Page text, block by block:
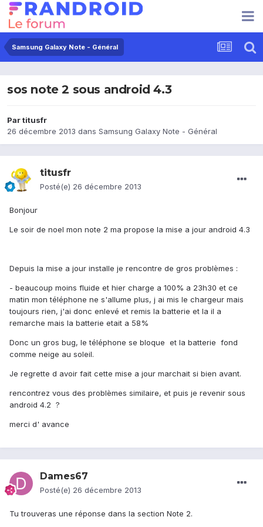
Samsung Galaxy Note - Général
sos note 2 sous android 4.3
Partitusfr
26 décembre 2013 dans Samsung Galaxy Note - Général
titusfr
Posté(e) 26 décembre 2013
Bonjour
Le soir de noel mon note 2 ma propose la mise a jour android 4.3
Depuis la mise a jour installe je rencontre de gros problèmes :
- beaucoup moins fluide et hier charge a 100% a 23h30 et ce
matin mon téléphone ne s'allume plus, j ai mis le chargeur mais
toujours rien, j'ai donc enlevé et remis la batterie et la il a
remarche mais la batterie etait a 58%
Donc un gros bug, le téléphone se bloque et la batterie fond
comme neige au soleil.
Je regrette d avoir fait cette mise a jour marchait si bien avant.
rencontrez vous des problèmes similaire, et puis je revenir sous
android 4.2 ?
merci d' avance
Dames67
Posté(e) 26 décembre 2013
Tu trouveras une réponse dans la section Note 2.